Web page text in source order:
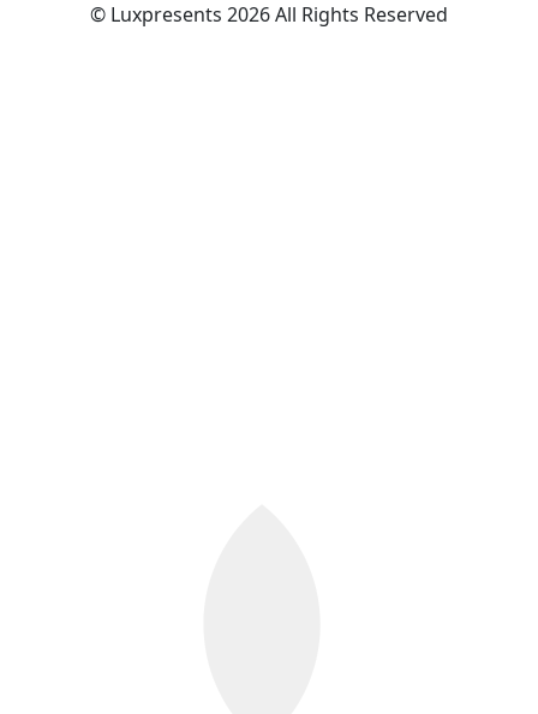
© Luxpresents 2026 All Rights Reserved